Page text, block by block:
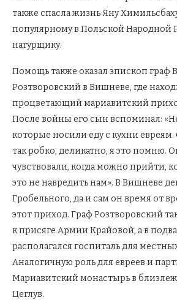
также спасла жизнь Яну
популярному в Польской Народной
натурщику.
Помощь также оказал эпископ граф
Розтворовский в Вишневе, где
процветающий мариавитский
После войны его сын вспоминал:
которые носили еду с кухни
так робко, деликатно, я это помню.
чувствовали, когда можно прийти,
это не навредить нам». В Вишневе
Гробельного, да и сам он время от
этот приход. Граф Розтворовский
к присяге Армии Крайовой, а в
располагался госпиталь для
Аналогичную роль для евреев и
Мариавитский монастырь в
Цеглув.